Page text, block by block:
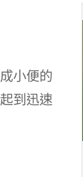
小便的
到迅速